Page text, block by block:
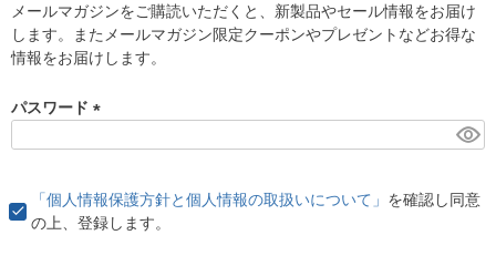
須
)
メールマガジンをご購読いただくと、新製品やセール情報をお届け
します。またメールマガジン限定クーポンやプレゼントなどお得な
情報をお届けします。
パスワード
)
「個人情報保護方針と個人情報の取扱いについて」 を確認し同意
の上、登録します。